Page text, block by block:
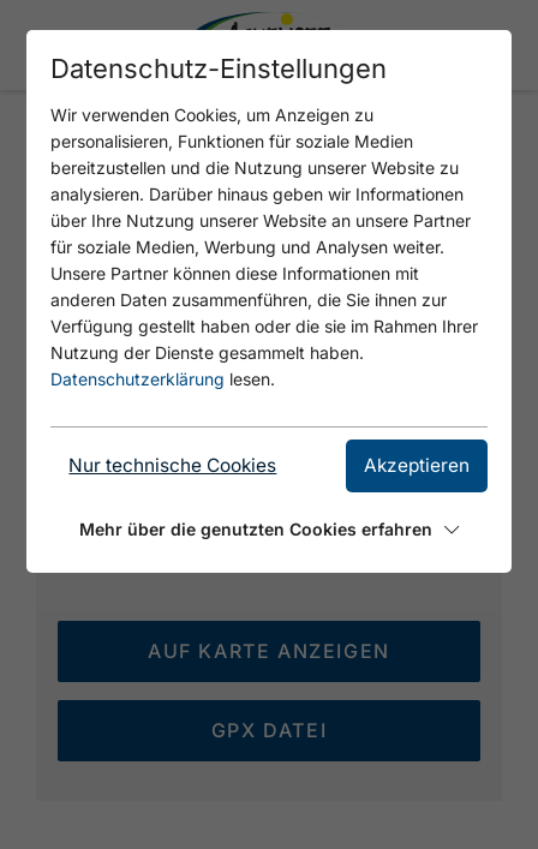
PAW PATROL
AUF KARTE ANZEIGEN
GPX DATEI
Datenschutz-Einstellungen
Wir verwenden Cookies, um Anzeigen zu
personalisieren, Funktionen für soziale Medien
bereitzustellen und die Nutzung unserer Website zu
analysieren. Darüber hinaus geben wir Informationen
über Ihre Nutzung unserer Website an unsere Partner
für soziale Medien, Werbung und Analysen weiter.
Unsere Partner können diese Informationen mit
anderen Daten zusammenführen, die Sie ihnen zur
Verfügung gestellt haben oder die sie im Rahmen Ihrer
Nutzung der Dienste gesammelt haben.
Datenschutzerklärung lesen.
Nur technische Cookies Akzeptieren
Mehr über die genutzten Cookies erfahren